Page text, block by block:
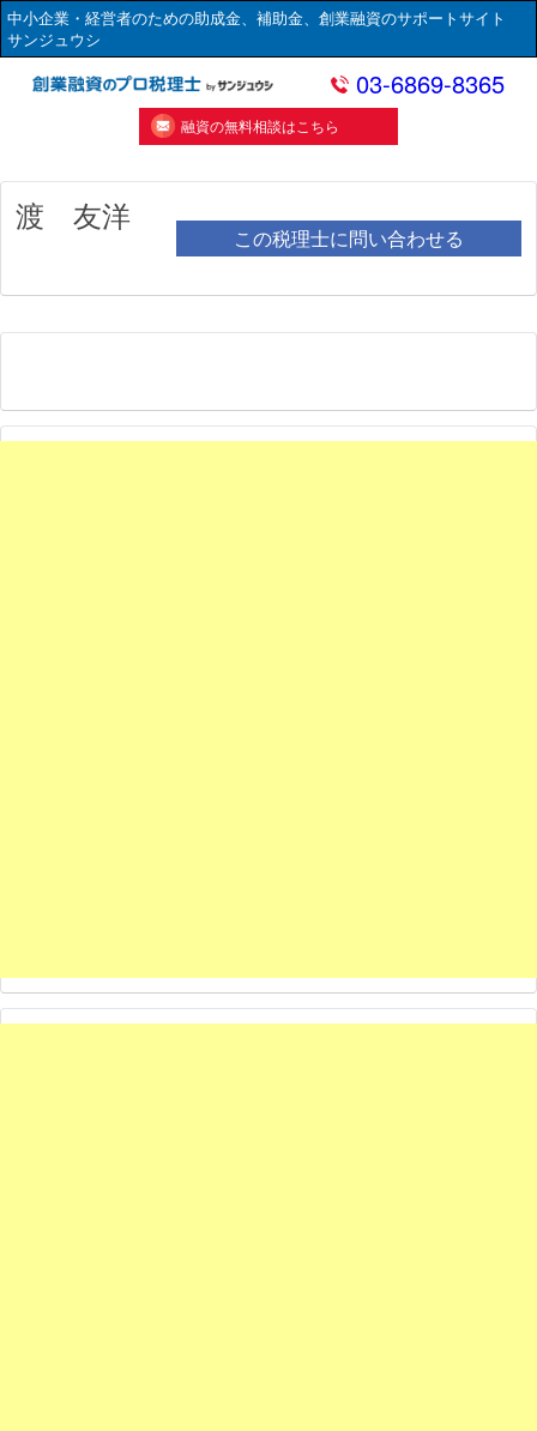
中小企業・経営者のための助成金、補助金、創業融資のサポートサイト
サンジュウシ
03-6869-8365
融資の無料相談はこちら
渡 友洋
この税理士に問い合わせる